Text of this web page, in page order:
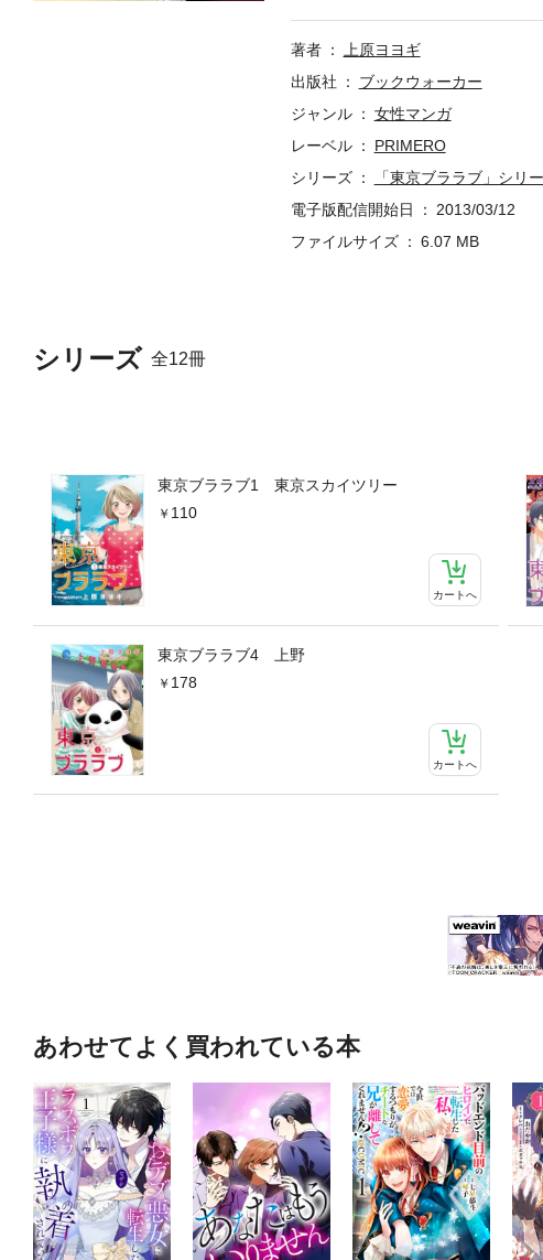
シリーズ 全12冊
東京ブララブ1 東京スカイツリー
110
カートへ
東京ブララブ4 上野
178
カートへ
著者
上原ヨヨギ
出版社
ブックウォーカー
ジャンル
女性マンガ
レーベル
PRIMERO
シリーズ
「東京ブララブ」シリ
電子版配信開始日
2013/03/12
ファイルサイズ
6.07 MB
あわせてよく買われている本